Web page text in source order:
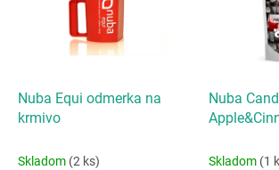
Nuba Equi odmerka na
krmivo
Skladom (2 ks)
Nuba
Skladom (1